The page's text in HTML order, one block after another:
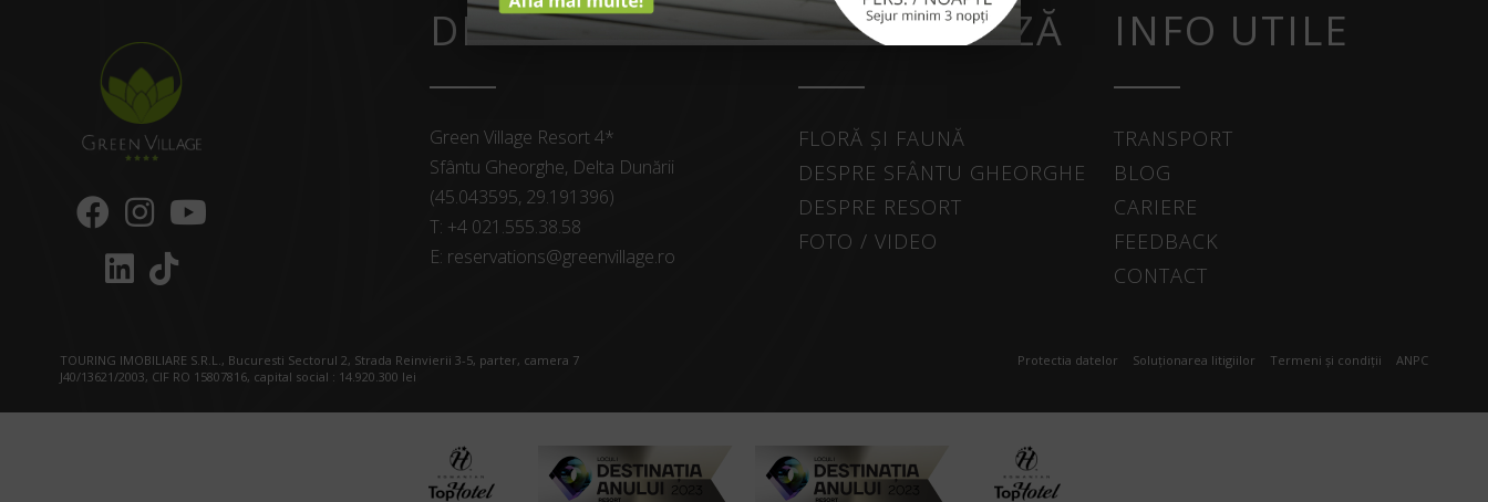
DESPRE NOI
Green Village Resort 4*
Sfântu Gheorghe, Delta Dunării
(45.043595, 29.191396)
T: +4 021.555.38.58
E: reservations@greenvillage.ro
EXPLOREAZĂ
FLORĂ ȘI FAUNĂ
DESPRE SFÂNTU GHEORGHE
DESPRE RESORT
FOTO / VIDEO
INFO UTILE
TRANSPORT
BLOG
CARIERE
FEEDBACK
CONTACT
TOURING IMOBILIARE S.R.L., Bucuresti Sectorul 2, Strada Reinvierii 3-5, parter, camera 7
J40/13621/2003, CIF RO 15807816, capital social : 14.920.300 lei
Protectia datelor Soluționarea litigiilor Termeni și condiții ANPC